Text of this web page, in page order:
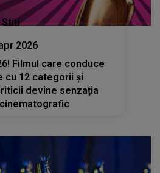
Stiri
2026
Filmul care conduce
cu 12 categorii și
devine senzația